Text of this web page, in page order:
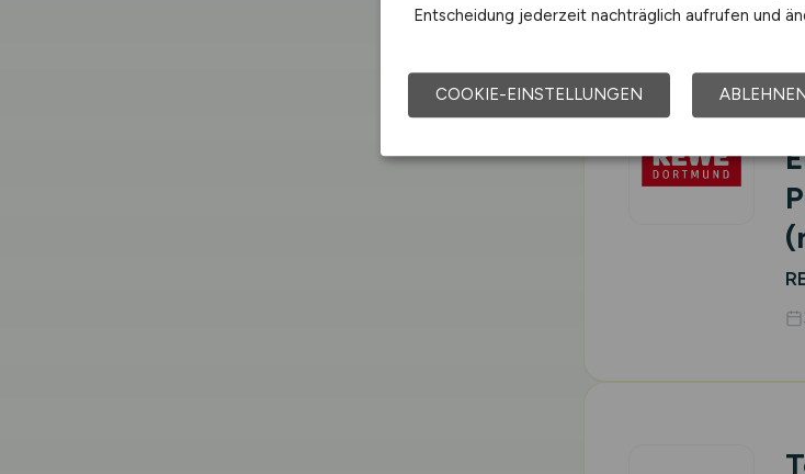
Entscheidung jederzeit nachträglich aufrufen und
COOKIE-EINSTELLUNGEN